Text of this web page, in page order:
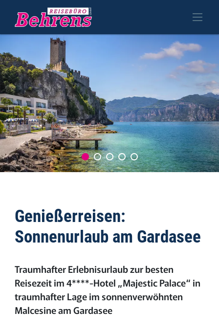
Genießerreisen:
Sonnenurlaub am Gardasee
Traumhafter Erlebnisurlaub zur besten
Reisezeit im 4****-Hotel „Majestic Palace“ in
traumhafter Lage im sonnenverwöhnten
Malcesine am Gardasee